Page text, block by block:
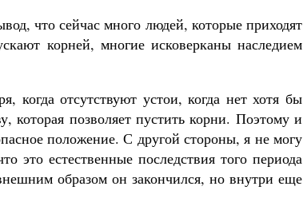
что сейчас много людей, которые приходят
корней, многие исковерканы наследием
когда отсутствуют устои, когда нет хотя бы
которая позволяет пустить корни. Поэтому и
положение. С другой стороны, я не могу
это естественные последствия того периода
образом он закончился, но внутри еще